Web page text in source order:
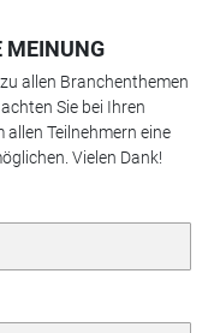
MEINUNG
allen Branchenthemen
Sie bei Ihren
Teilnehmern eine
Vielen Dank!